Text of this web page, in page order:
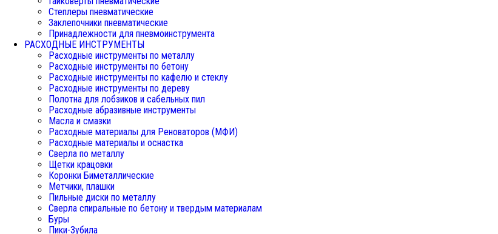
Степлеры пневматические
Заклепочники пневматические
Принадлежности для пневмоинструмента
РАСХОДНЫЕ ИНСТРУМЕНТЫ
Расходные инструменты по металлу
Расходные инструменты по бетону
Расходные инструменты по кафелю и стеклу
Расходные инструменты по дереву
Полотна для лобзиков и сабельных пил
Расходные абразивные инструменты
Масла и смазки
Расходные материалы для Реноваторов (МФИ)
Расходные материалы и оснастка
Сверла по металлу
Щетки крацовки
Коронки Биметаллические
Метчики, плашки
Пильные диски по металлу
Сверла спиральные по бетону и твердым материалам
Буры
Пики-Зубила